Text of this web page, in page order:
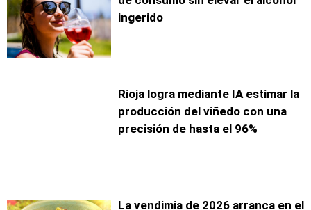
ingerido
Rioja logra mediante IA estimar la
producción del viñedo con una
precisión de hasta el 96%
La vendimia de 2026 arranca en el